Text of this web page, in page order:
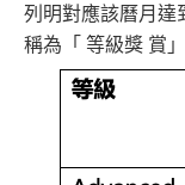
es.h
k/m
ox-f
列明對應該曆月達
稱為「 等級獎 賞